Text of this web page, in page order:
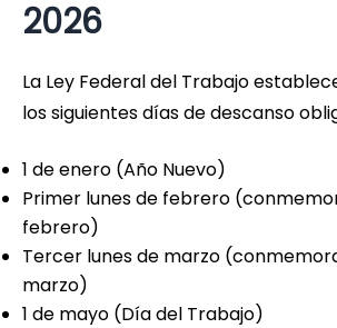
2026
La Ley Federal del Trabajo
los siguientes días de descanso
1 de enero (Año Nuevo)
Primer lunes de febrero
febrero)
Tercer lunes de marzo
marzo)
1 de mayo (Día del Trabajo)